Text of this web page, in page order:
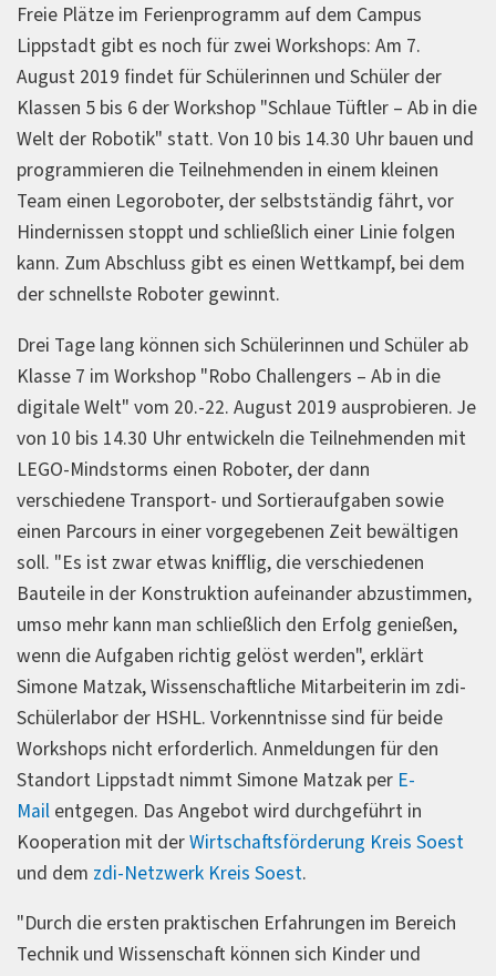
Freie Plätze im Ferienprogramm auf dem Campus
Lippstadt gibt es noch für zwei Workshops: Am 7.
August 2019 findet für Schülerinnen und Schüler der
Klassen 5 bis 6 der Workshop "Schlaue Tüftler – Ab in die
Welt der Robotik" statt. Von 10 bis 14.30 Uhr bauen und
programmieren die Teilnehmenden in einem kleinen
Team einen Legoroboter, der selbstständig fährt, vor
Hindernissen stoppt und schließlich einer Linie folgen
kann. Zum Abschluss gibt es einen Wettkampf, bei dem
der schnellste Roboter gewinnt.
Drei Tage lang können sich Schülerinnen und Schüler ab
Klasse 7 im Workshop "Robo Challengers – Ab in die
digitale Welt" vom 20.-22. August 2019 ausprobieren. Je
von 10 bis 14.30 Uhr entwickeln die Teilnehmenden mit
LEGO-Mindstorms einen Roboter, der dann
verschiedene Transport- und Sortieraufgaben sowie
einen Parcours in einer vorgegebenen Zeit bewältigen
soll. "Es ist zwar etwas knifflig, die verschiedenen
Bauteile in der Konstruktion aufeinander abzustimmen,
umso mehr kann man schließlich den Erfolg genießen,
wenn die Aufgaben richtig gelöst werden", erklärt
Simone Matzak, Wissenschaftliche Mitarbeiterin im zdi-
Schülerlabor der HSHL. Vorkenntnisse sind für beide
Workshops nicht erforderlich. Anmeldungen für den
Standort Lippstadt nimmt Simone Matzak per E-
Mail entgegen. Das Angebot wird durchgeführt in
Kooperation mit derWirtschaftsförderung Kreis Soest
und dem zdi-Netzwerk Kreis Soest.
"Durch die ersten praktischen Erfahrungen im Bereich
Technik und Wissenschaft können sich Kinder und